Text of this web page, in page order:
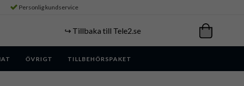
Personlig kundservice
↪️ Tillbaka till Tele2.se
ÖVRIGT TILLBEHÖRSPAKET